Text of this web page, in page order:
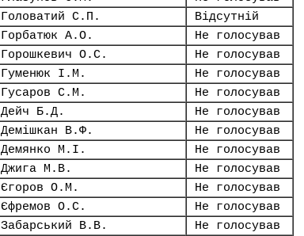
Головатий С.П.
Відсутній
Горбатюк А.О.
Не голосував
Горошкевич О.С.
Не голосував
Гуменюк І.М.
Не голосував
Гусаров С.М.
Не голосував
Дейч Б.Д.
Не голосував
Демішкан В.Ф.
Не голосував
Демянко М.І.
Не голосував
Джига М.В.
Не голосував
Єгоров О.М.
Не голосував
Єфремов О.С.
Не голосував
Забарський В.В.
Не голосував